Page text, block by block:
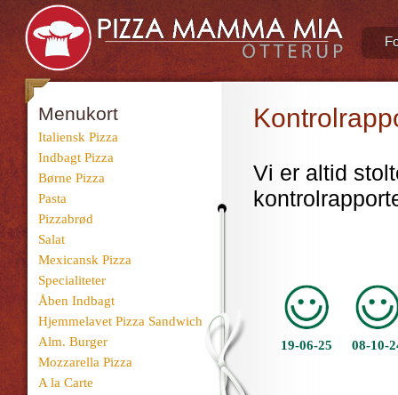
Menukort
Italiensk Pizza
Indbagt Pizza
Børne Pizza
Pasta
Pizzabrød
Salat
Mexicansk Pizza
Specialiteter
Åben Indbagt
Hjemmelavet Pizza Sandwich
Alm. Burger
Mozzarella Pizza
A la Carte
Vi er altid